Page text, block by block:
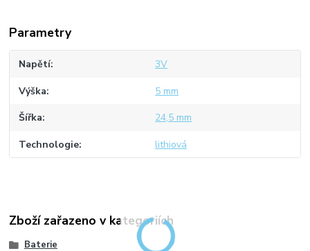
Parametry
Napětí 3V
Výška 5 mm
Šířka 24,5 mm
Technologie lithiová
Zboží zařazeno v kategoriích
Baterie